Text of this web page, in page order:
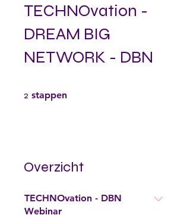
TECHNOvation -
DREAM BIG
NETWORK - DBN
2 stappen
Overzicht
TECHNOvation - DBN
Webinar